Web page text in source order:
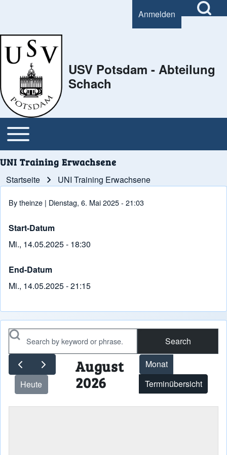
Close Search Block
Search
User account menu
Anmelden
USV Potsdam - Abteilung
Schach
Main navigation
Open or Close horizontal Main Menu
UNI Training Erwachsene
Pfadnavigation
Startseite UNI Training Erwachsene
Bytheinze | Dienstag, 6. Mai 2025 - 21:03
Start-Datum
Mi., 14.05.2025 - 18:30
End-Datum
Mi., 14.05.2025 - 21:15
Search
Heute
August
2026
Monat
Terminübersicht